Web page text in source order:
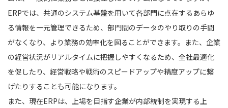
ERPでは、共通のシステム基盤を用いて各部門に点在するあらゆ
る情報を一元管理できるため、部門間のデータのやり取りの手間
がなくなり、より業務の効率化を図ることができます。また、企業
の経営状況がリアルタイムに把握しやすくなるため、全社最適化
を促したり、経営戦略や戦術のスピードアップや精度アップに繋
げたりすることも可能になります。
また、現在ERPは、上場を目指す企業が内部統制を実現する上